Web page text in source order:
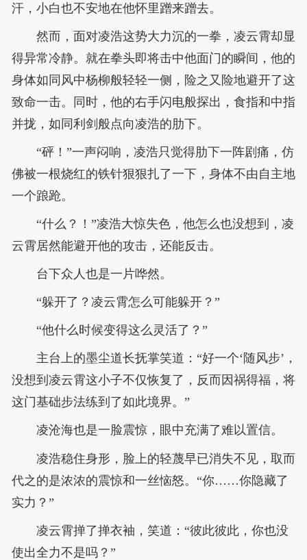
汗，小白也不安地在他怀里蹭来蹭去。
然而，面对凌浩这势大力沉的一拳，凌云霄却显
得异常冷静。就在拳头即将击中他面门的瞬间，他的
身体如同风中杨柳般轻轻一侧，险之又险地避开了这
致命一击。同时，他的右手闪电般探出，食指和中指
并拢，如同利剑般点向凌浩的肋下。
“砰！”一声闷响，凌浩只觉得肋下一阵剧痛，仿
佛被一根烧红的铁针狠狠扎了一下，身体不由自主地
一个踉跄。
“什么？！”凌浩大惊失色，他怎么也没想到，凌
云霄居然能避开他的攻击，还能反击。
台下众人也是一片哗然。
“躲开了？凌云霄怎么可能躲开？”
“他什么时候变得这么灵活了？”
主台上的墨尘道长抚掌笑道：“好一个‘随风步’，
没想到凌云霄这小子不仅恢复了，反而因祸得福，将
这门基础步法练到了如此境界。”
凌沧海也是一脸震惊，眼中充满了难以置信。
凌浩稳住身形，脸上的轻蔑早已消失不见，取而
代之的是浓浓的震惊和一丝恼怒。“你……你隐藏了
实力？”
凌云霄掸了掸衣袖，笑道：“彼此彼此，你也没
使出全力不是吗？”